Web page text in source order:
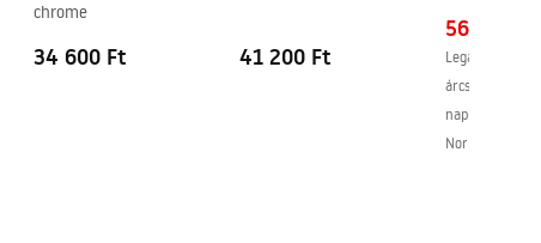
chrome
34 600 Ft 41 200 Ft
56 400 Ft
árcsökkentést
napban:
Normál ár